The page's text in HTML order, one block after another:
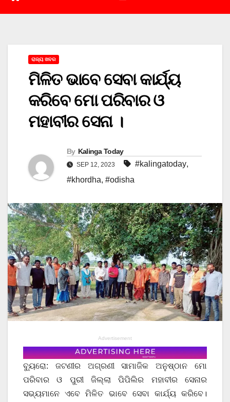
ରାଜ୍ୟ ଖବର
ମିଳିତ ଭାବେ ସେବା କାର୍ଯ୍ୟ
କରିବେ ମୋ ପରିବାର ଓ
ମହାବୀର ସେନା ।
By Kalinga Today
SEP 12, 2023 #kalingatoday,
#khordha, #odisha
Advertisement
ବ୍ୟୁରୋ: ଜଟଣୀର ଅଗ୍ରଣୀ ସାମାଜିକ ଅନୁଷ୍ଠାନ ମୋ
ପରିବାର ଓ ପୁରୀ ଜିଲ୍ଲା ପିପିଲିର ମହାବୀର ସେନାର
ସଭ୍ୟମାନେ ଏବେ ମିଳିତ ଭାବେ ସେବା କାର୍ଯ୍ୟ କରିବେ।